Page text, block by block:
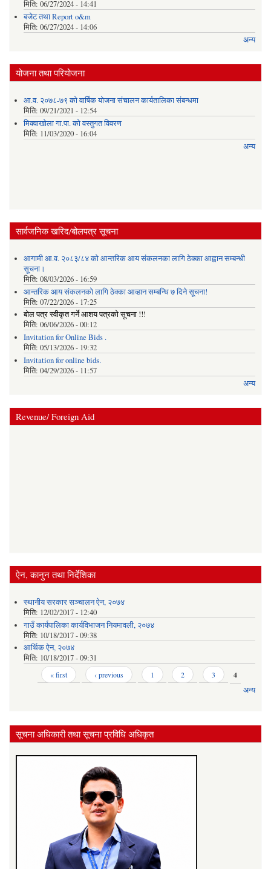
मिति: 06/27/2024 - 14:41
बजेट तथा Report o&m
मिति: 06/27/2024 - 14:06
अन्य
योजना तथा परियोजना
आ.व. २०७८-७९ को वार्षिक योजना संचालन कार्यतालिका संबन्धमा
मिति: 09/21/2021 - 12:54
मिक्वाखोला गा.पा. को वस्तुगत विवरण
मिति: 11/03/2020 - 16:04
अन्य
सार्वजनिक खरिद/बोलपत्र सूचना
आगामी आ.व. २०८३/८४ को आन्तरिक आय संकलनका लागि ठेक्का आह्वान सम्बन्धी
सूचना।
मिति: 08/03/2026 - 16:59
आन्तरिक आय संकलनको लागि ठेक्‍का आव्हान सम्बन्धि ७ दिने सूचना!
मिति: 07/22/2026 - 17:25
बोल पत्र स्वीकृत गर्ने आशय पत्रको सूचना !!!
मिति: 06/06/2026 - 00:12
Invitation for Online Bids .
मिति: 05/13/2026 - 19:32
Invitation for online bids.
मिति: 04/29/2026 - 11:57
अन्य
Revenue/ Foreign Aid
ऐन, कानुन तथा निर्देशिका
स्थानीय सरकार सञ्‍चालन ऐन, २०७४
मिति: 12/02/2017 - 12:40
गाउँ कार्यपालिका कार्यविभाजन नियमावली, २०७४
मिति: 10/18/2017 - 09:38
आर्थिक ऐन, २०७४
मिति: 10/18/2017 - 09:31
« first ‹ previous 1 2 3
4
अन्य
सूचना अधिकारी तथा सूचना प्रविधि अधिकृत